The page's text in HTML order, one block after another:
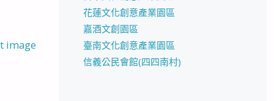
image
花蓮文化創意產業園區
嘉酒文創園區
臺南文化創意產業園區
信義公民會館(四四南村)